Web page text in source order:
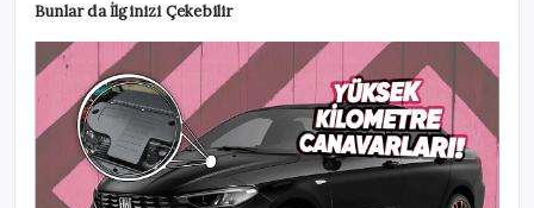
Bunlar da İlginizi Çekebilir